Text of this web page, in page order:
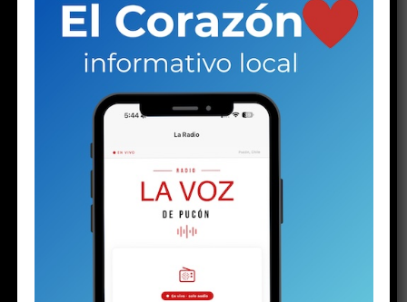
8.- Actualizar los instrumentos de planificación
territorial.Es indispensable adecuar los planes
reguladores comunales e intercomunal para fortalecer
la protección de la cuenca lacustre y ordenar
adecuadamente el territorio.
9.- Incorporar la protección de la cuenca en el futuro
Plan Regional de Ordenamiento Territorial (PROT).
Esta es una responsabilidad clave del Gobierno Regional
de La Araucanía.
Los puntos anteriores demuestran que aún queda un
largo camino por recorrer.Sin duda, la toma de razón
por parte de la Contraloría constituye un paso